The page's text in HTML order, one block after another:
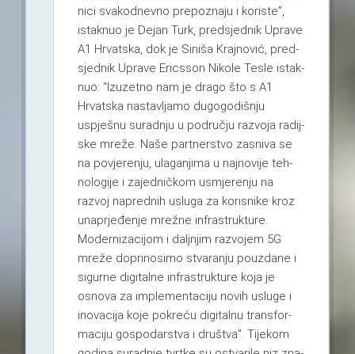
nici sva­kod­nevno pre­poz­naju i koriste”,
istak­nuo je Dejan Turk, pred­sjed­nik Uprave
A1 Hrvat­ska, dok je Siniša Kraj­no­vić, pred­
sjed­nik Uprave Eric­sson Nikole Tesle istak­
nuo: “Izu­zetno nam je drago što s A1
Hrvat­ska nas­tav­ljamo dugo­go­diš­nju
uspješnu surad­nju u podru­čju razvoja radij­
ske mreže. Naše part­ner­stvo zas­niva se
na povje­re­nju, ula­ga­njima u naj­no­vije teh­
no­lo­gije i zajed­nič­kom usmje­re­nju na
razvoj napred­nih usluga za koris­nike kroz
una­p­rje­đe­nje mrežne infras­truk­ture.
Moder­ni­za­ci­jom i dalj­njim razvo­jem 5G
mreže dopri­no­simo stva­ra­nju pouz­dane i
sigurne digi­talne infras­truk­ture koja je
osnova za imple­men­ta­ciju novih usluge i
ino­va­cija koje pokreću digi­talnu tran­sfor­
ma­ciju gos­po­dar­stva i druš­tva”. Tije­kom